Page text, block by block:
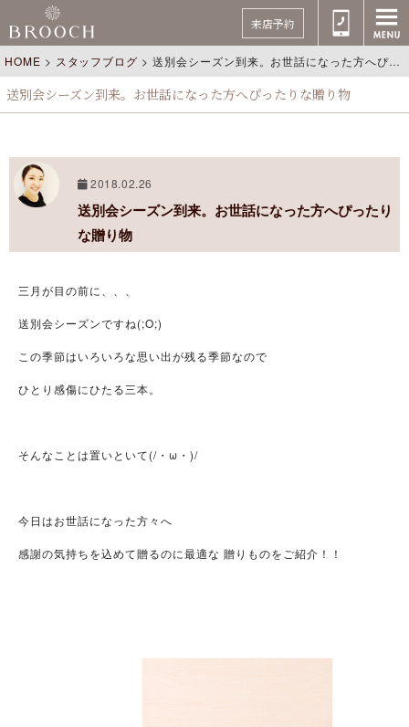
来店予約
HOME > スタッフブログ >送別会シーズン到来。お世話になった方へぴったりな贈り物
送別会シーズン到来。お世話になった方へぴったりな贈り物
2018.02.26
送別会シーズン到来。お世話になった方へぴったり
な贈り物
三月が目の前に、、、
送別会シーズンですね(;O;)
この季節はいろいろな思い出が残る季節なので
ひとり感傷にひたる三本。
そんなことは置いといて(/・ω・)/
今日はお世話になった方々へ
感謝の気持ちを込めて贈るのに最適な 贈りものをご紹介！！